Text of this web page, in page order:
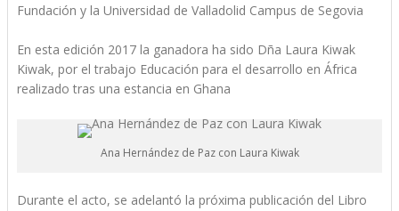
Fundación y la Universidad de Valladolid Campus de Segovia
En esta edición 2017 la ganadora ha sido Dña Laura Kiwak
Kiwak, por el trabajo Educación para el desarrollo en África
realizado tras una estancia en Ghana
Ana Hernández de Paz con Laura Kiwak
Durante el acto, se adelantó la próxima publicación del Libro